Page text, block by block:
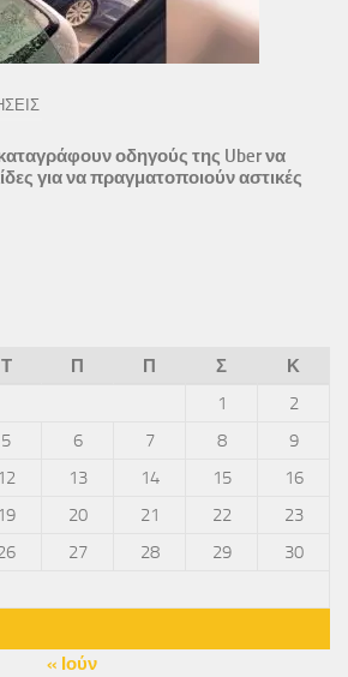
καταγράφουν οδηγούς της Uber να
για να πραγματοποιούν αστικές
Τ Π Π Σ
Κ
1
2
5 6 7 8
9
12 13 14 15
16
19 20 21 22
23
27 28 29
30
« Ιούν